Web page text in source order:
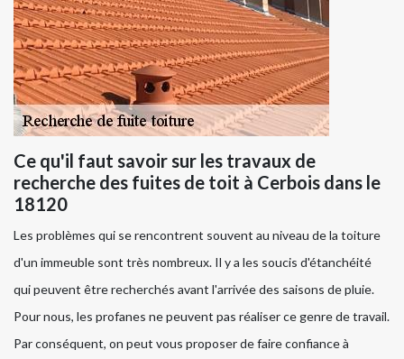
Ce qu'il faut savoir sur les travaux de
recherche des fuites de toit à Cerbois dans le
18120
Les problèmes qui se rencontrent souvent au niveau de la toiture
d'un immeuble sont très nombreux. Il y a les soucis d'étanchéité
qui peuvent être recherchés avant l'arrivée des saisons de pluie.
Pour nous, les profanes ne peuvent pas réaliser ce genre de travail.
Par conséquent, on peut vous proposer de faire confiance à